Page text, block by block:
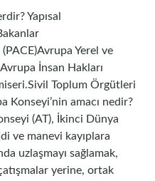
Yapısal
Yerel ve
İnsan Hakları
Toplum Örgütleri
Konseyi’nin amacı nedir?
(AT), İkinci Dünya
ve manevi kayıplara
uzlaşmayı sağlamak,
yerine, ortak